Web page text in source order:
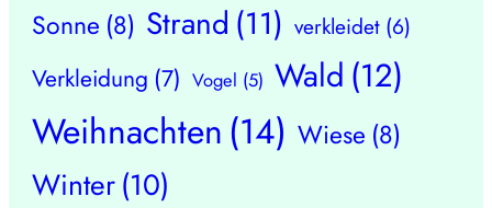
Sonne (8) Strand (11) verkleidet (6)
Verkleidung (7) Vogel (5) Wald (12)
Weihnachten(14) Wiese (8)
Winter(10)